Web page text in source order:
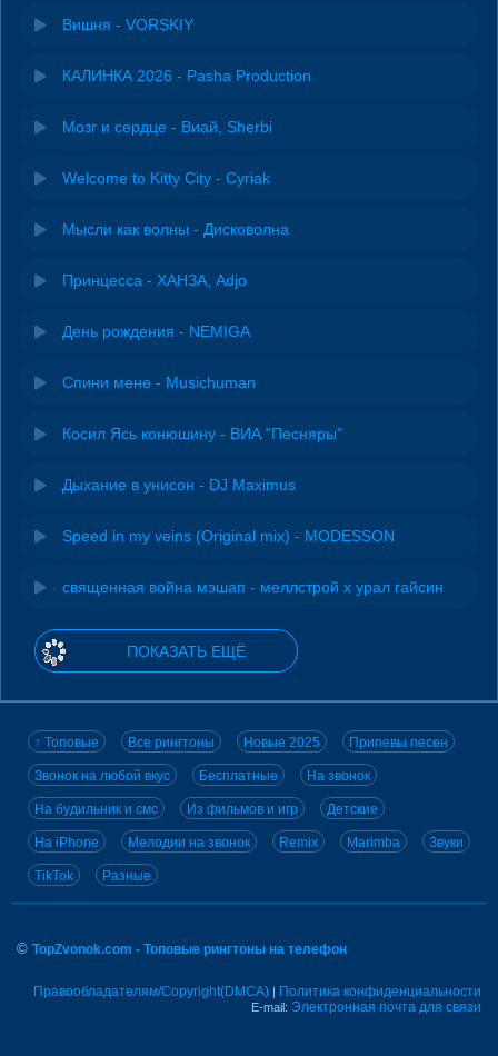
Вишня - VORSKIY
КАЛИНКА 2026 - Pasha Production
Мозг и сердце - Виай, Sherbi
Welcome to Kitty City - Cyriak
Мысли как волны - Дисковолна
Принцесса - ХАНЗА, Adjo
День рождения - NEMIGA
Спини мене - Musichuman
Косил Ясь конюшину - ВИА "Песняры"
Дыхание в унисон - DJ Maximus
Speed in my veins (Original mix) - MODESSON
священная война мэшап - меллстрой х урал гайсин
ПОКАЗАТЬ ЕЩЁ
↑ Топовые Все рингтоны Новые 2025 Припевы песен
Звонок на любой вкус Бесплатные На звонок
На будильник и смс Из фильмов и игр Детские
На iPhone Мелодии на звонок Remix Marimba Звуки
TikTok Разные
© TopZvonok.com - Топовые рингтоны на телефон
Правообладателям/Copyright(DMCA) | Политика конфиденциальности
E-mail: Электронная почта для связи